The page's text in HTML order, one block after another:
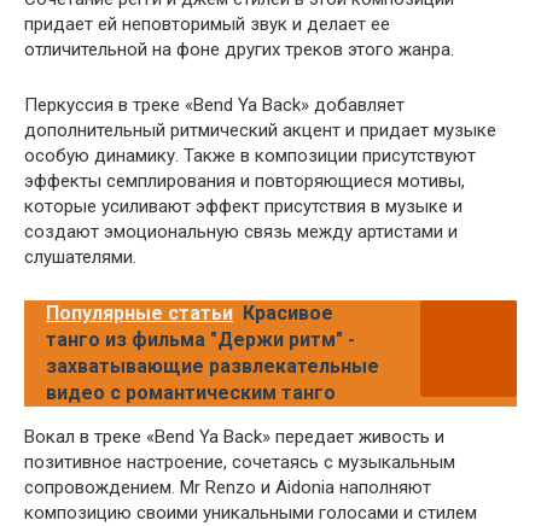
придает ей неповторимый звук и делает ее
отличительной на фоне других треков этого жанра.
Перкуссия в треке «Bend Ya Back» добавляет
дополнительный ритмический акцент и придает музыке
особую динамику. Также в композиции присутствуют
эффекты семплирования и повторяющиеся мотивы,
которые усиливают эффект присутствия в музыке и
создают эмоциональную связь между артистами и
слушателями.
Популярные статьи Красивое
танго из фильма "Держи ритм" -
захватывающие развлекательные
видео с романтическим танго
Вокал в треке «Bend Ya Back» передает живость и
позитивное настроение, сочетаясь с музыкальным
сопровождением. Mr Renzo и Aidonia наполняют
композицию своими уникальными голосами и стилем